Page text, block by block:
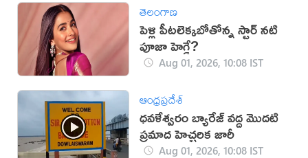
తెలంగాణ
పెళ్లి పీటలెక్కబోతోన్న స్టార్ నటి
పూజా హెగ్డే?
Aug 01, 2026, 10:08 IST
ఆంధ్రప్రదేశ్
ధవళేశ్వరం బ్యారేజ్ వద్ద మొదటి
ప్రమాద హెచ్చరిక జారీ
Aug 01, 2026, 10:08 IST